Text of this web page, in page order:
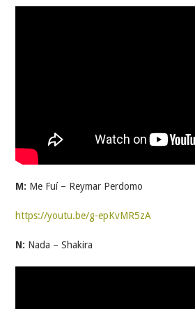
M: Me Fuí – Reymar Perdomo
https://youtu.be/g-epKvMR5zA
N: Nada – Shakira